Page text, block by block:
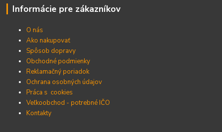
Informácie pre zákazníkov
O nás
Ako nakupovať
Spôsob dopravy
Obchodné podmienky
Reklamačný poriadok
Ochrana osobných údajov
Práca s cookies
Veľkoobchod - potrebné IČO
Kontakty